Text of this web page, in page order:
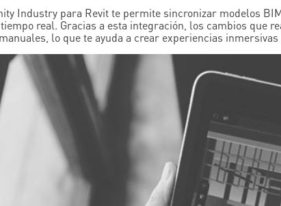
Industry para Revit te permite sincronizar modelos
real. Gracias a esta integración, los cambios que
lo que te ayuda a crear experiencias